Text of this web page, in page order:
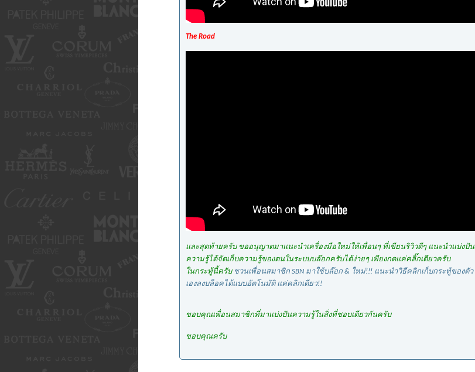
The Road
และสุดท้ายครับ ขออนุญาตมาแนะนำเครื่องมือใหม่ให้เพื่อนๆ ที่เขียนริวิวดีๆ แนะนำแบ่งปัน
ความรู้ได้จัดเก็บความรู้ของตนในระบบบล๊อกครับได้ง่ายๆ เพียงกดแค่คลิ๊กเดียวครับ
ในกระทู้นี้ครับ ชวนเพื่อนสมาชิก SBN มาใช้บล๊อก & ใหม่!!! แนะนำวิธีคลิกเก็บกระทู้ของตัว
เองลงบล็อคได้แบบอัตโนมัติ แค่คลิกเดียว!!
ขอบคุณเพื่อนสมาชิกที่มาแบ่งปันความรู้ในสิ่งที่ชอบเดียวกันครับ
ขอบคุณครับ